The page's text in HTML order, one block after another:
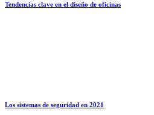
Tendencias clave en el diseño de oficinas
Los sistemas de seguridad en 2021